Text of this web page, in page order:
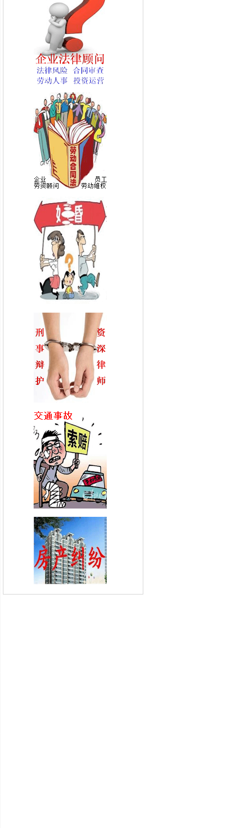
双和园婚姻家庭律师 河西新城婚姻家庭律